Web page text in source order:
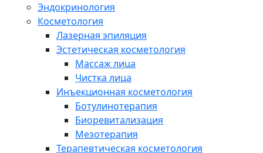
Эндокринология
Косметология
Лазерная эпиляция
Эстетическая косметология
Массаж лица
Чистка лица
Инъекционная косметология
Ботулинотерапия
Биоревитализация
Мезотерапия
Терапевтическая косметология